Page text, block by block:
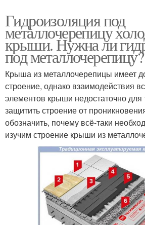
Гидроизоляция под
металлочерепицу
крыши. Нужна ли
под металлочерепицу?
Крыша из металлочерепицы имеет
строение, однако взаимодействия
элементов крыши недостаточно для
защитить строение от
обозначить, почему всё-таки
изучим строение крыши из